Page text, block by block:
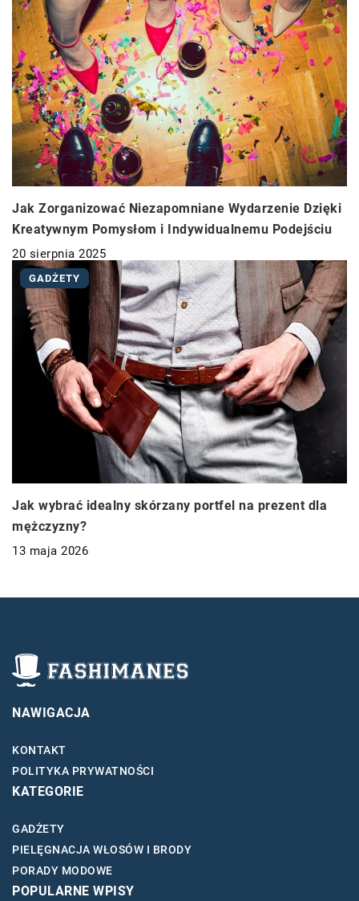
Jak Zorganizować Niezapomniane Wydarzenie Dzięki
Kreatywnym Pomysłom i Indywidualnemu Podejściu
20 sierpnia 2025
GADŻETY
Jak wybrać idealny skórzany portfel na prezent dla
mężczyzny?
13 maja 2026
NAWIGACJA
KONTAKT
POLITYKA PRYWATNOŚCI
KATEGORIE
GADŻETY
PIELĘGNACJA WŁOSÓW I BRODY
PORADY MODOWE
POPULARNE WPISY